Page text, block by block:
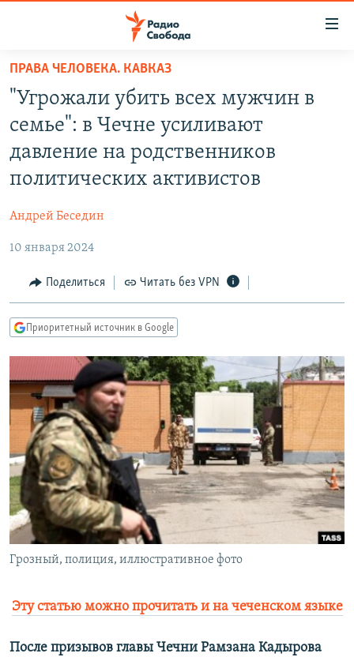
упрощенного
доступа
основному
содержанию
навигации
Вернутся
поиску
ПРОГРАММЫ
ПОДКАСТЫ
КУЛЬТУРА
IDEL.РЕАЛИИ
КАВКАЗ.РЕАЛИИ
СИБИРЬ.РЕАЛИИ
РАСПИСАНИЕ ВЕЩАНИЯ
ПОДПИШИТЕСЬ НА РАССЫЛКУ
СОЦИАЛЬНЫЕ СЕТИ
Все сайты РСЕ/РС
ПРАВА ЧЕЛОВЕКА. КАВКАЗ
"Угрожали убить всех мужчин в
семье": в Чечне усиливают
давление на родственников
политических активистов
Андрей Беседин
10 января 2024
Поделиться Читать без VPN
Приоритетный источник в Google
Грозный, полиция, иллюстративное фото
Эту статью можно прочитать и на чеченском языке
После призывов главы Чечни Рамзана Кадырова